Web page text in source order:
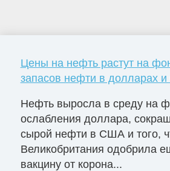
Цены на нефть растут на
запасов нефти в долларах
Нефть выросла в среду на
ослабления доллара,
сырой нефти в США и того,
Великобритания одобрила
вакцину от корона...